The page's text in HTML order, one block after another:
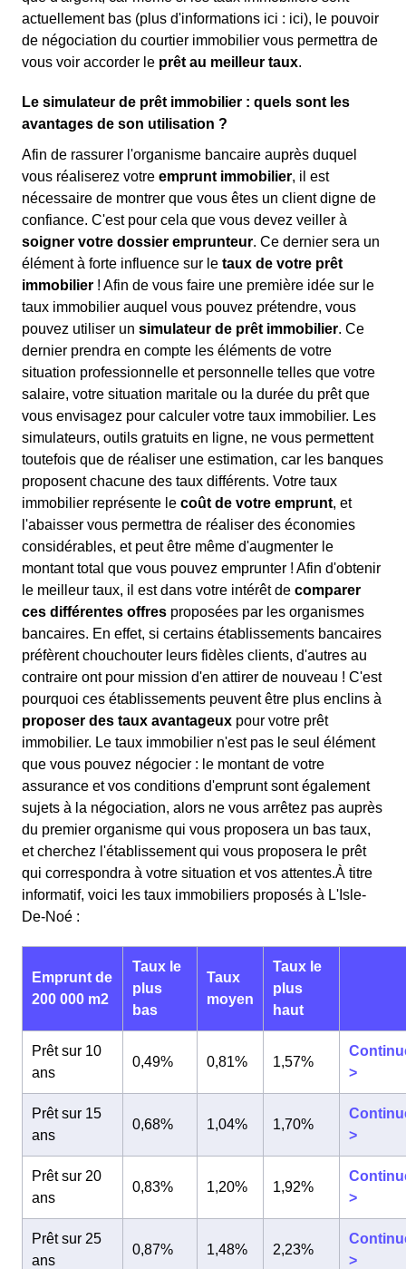
actuellement bas (plus d'informations ici : ici), le pouvoir
de négociation du courtier immobilier vous permettra de
vous voir accorder le prêt au meilleur taux.
Le simulateur de prêt immobilier : quels sont les
avantages de son utilisation ?
Afin de rassurer l'organisme bancaire auprès duquel
vous réaliserez votre emprunt immobilier, il est
nécessaire de montrer que vous êtes un client digne de
confiance. C'est pour cela que vous devez veiller à
soigner votre dossier emprunteur. Ce dernier sera un
élément à forte influence sur le taux de votre prêt
immobilier ! Afin de vous faire une première idée sur le
taux immobilier auquel vous pouvez prétendre, vous
pouvez utiliser un simulateur de prêt immobilier. Ce
dernier prendra en compte les éléments de votre
situation professionnelle et personnelle telles que votre
salaire, votre situation maritale ou la durée du prêt que
vous envisagez pour calculer votre taux immobilier. Les
simulateurs, outils gratuits en ligne, ne vous permettent
toutefois que de réaliser une estimation, car les banques
proposent chacune des taux différents. Votre taux
immobilier représente le coût de votre emprunt, et
l'abaisser vous permettra de réaliser des économies
considérables, et peut être même d'augmenter le
montant total que vous pouvez emprunter ! Afin d'obtenir
le meilleur taux, il est dans votre intérêt de comparer
ces différentes offres proposées par les organismes
bancaires. En effet, si certains établissements bancaires
préfèrent chouchouter leurs fidèles clients, d'autres au
contraire ont pour mission d'en attirer de nouveau ! C'est
pourquoi ces établissements peuvent être plus enclins à
proposer des taux avantageux pour votre prêt
immobilier. Le taux immobilier n'est pas le seul élément
que vous pouvez négocier : le montant de votre
assurance et vos conditions d'emprunt sont également
sujets à la négociation, alors ne vous arrêtez pas auprès
du premier organisme qui vous proposera un bas taux,
et cherchez l'établissement qui vous proposera le prêt
qui correspondra à votre situation et vos attentes.À titre
informatif, voici les taux immobiliers proposés à L'Isle-
De-Noé :
Emprunt de
200 000 m2
Taux le
plus
bas
Taux
moyen
Taux le
plus
haut
Prêt sur 10
ans
0,49% 0,81% 1,57%
>
Prêt sur 15
ans
0,68% 1,04% 1,70%
>
Prêt sur 20
ans
0,83% 1,20% 1,92%
>
Prêt sur 25
ans
0,87% 1,48% 2,23%
>